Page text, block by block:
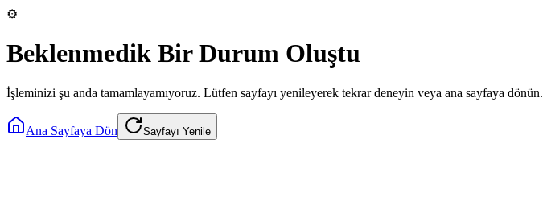
⚙️
Beklenmedik Bir Durum Oluştu
İşleminizi şu anda tamamlayamıyoruz. Lütfen sayfayı yenileyerek tekrar deneyin veya ana sayfaya dönün.
Ana Sayfaya Dön Sayfayı Yenile